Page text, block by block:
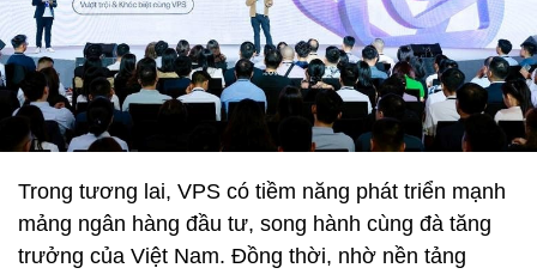
Trong tương lai, VPS có tiềm năng phát triển mạnh
mảng ngân hàng đầu tư, song hành cùng đà tăng
trưởng của Việt Nam. Đồng thời, nhờ nền tảng